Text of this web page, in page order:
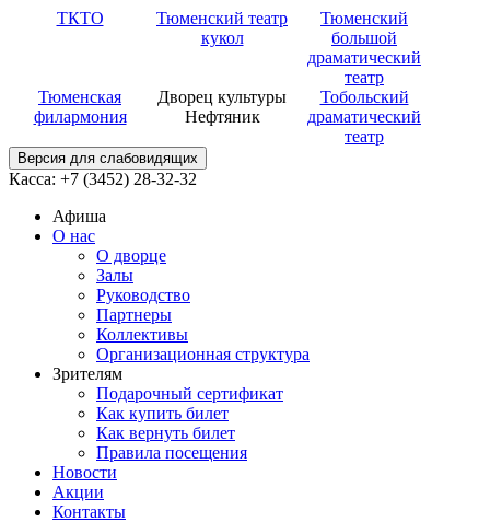
ТКТО
Тюменский театр
кукол
Тюменский
большой
драматический
театр
Тюменская
филармония
Дворец культуры
Нефтяник
Тобольский
драматический
театр
Версия для слабовидящих
Касса: +7 (3452) 28-32-32
Афиша
О нас
О дворце
Залы
Руководство
Партнеры
Коллективы
Организационная структура
Зрителям
Подарочный сертификат
Как купить билет
Как вернуть билет
Правила посещения
Новости
Акции
Контакты